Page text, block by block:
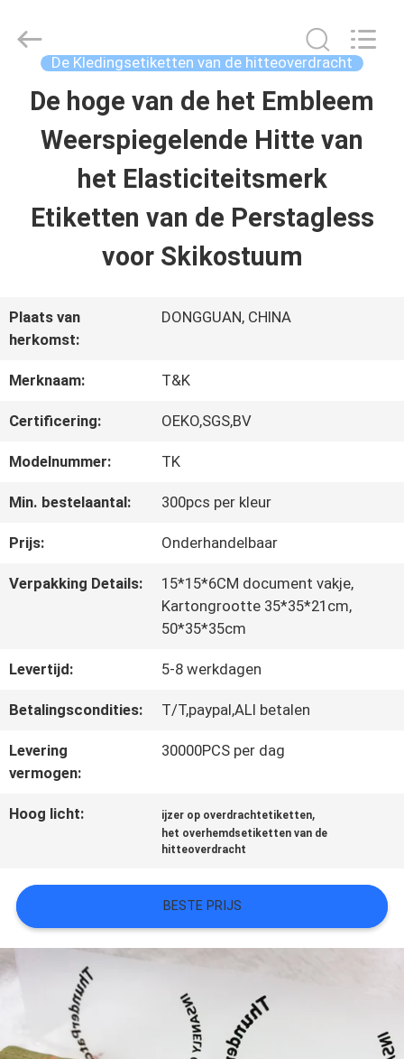
THUIS
PRODUCTEN
OVER
FABRIEKSREIS
CONTACTEER
ONS
NIEUWS
GEVALLEN
VR
SHOW
PRIVACYBELEID
Accessories
Co.,Ltd.
Reserved.
De Kledingsetiketten van de hitteoverdracht
De hoge van de het Embleem
Weerspiegelende Hitte van
het Elasticiteitsmerk
Etiketten van de Perstagless
voor Skikostuum
Plaats van
herkomst:
DONGGUAN, CHINA
Merknaam: T&K
Certificering: OEKO,SGS,BV
Modelnummer: TK
Min. bestelaantal: 300pcs per kleur
Prijs: Onderhandelbaar
Verpakking Details:
15*15*6CM document vakje,
Kartongrootte 35*35*21cm,
50*35*35cm
Levertijd: 5-8 werkdagen
Betalingscondities: T/T,paypal,ALI betalen
Levering
vermogen:
30000PCS per dag
Hoog licht: ijzer op overdrachtetiketten,
het overhemdsetiketten van de
hitteoverdracht
BESTE PRIJS